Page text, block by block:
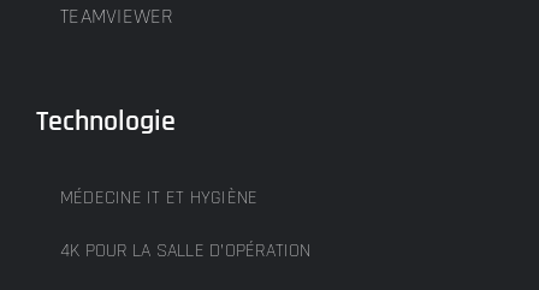
TEAMVIEWER
Technologie
MÉDECINE IT ET HYGIÈNE
4K POUR LA SALLE D’OPÉRATION